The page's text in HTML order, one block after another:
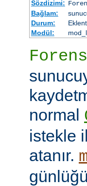
Sözdizimi:
Bağlam:
Durum:
Modül:
normal
istekle
atanır.